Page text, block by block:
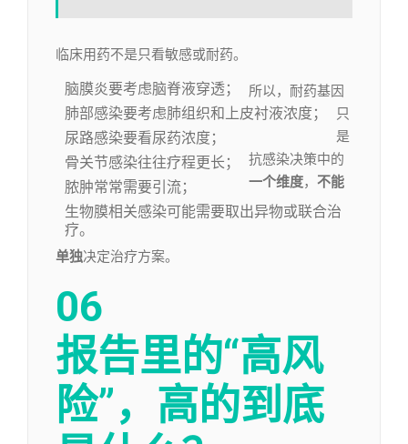
临床用药不是只看敏感或耐药。
脑膜炎要考虑脑脊液穿透；
肺部感染要考虑肺组织和上皮衬液浓度；
尿路感染要看尿药浓度；
骨关节感染往往疗程更长；
脓肿常常需要引流；
生物膜相关感染可能需要取出异物或联合治
疗。
所以，耐药基因
只
是
抗感染决策中的
一个维度， 不能
单独决定治疗方案。
06
报告里的“高风
险”， 高的到底